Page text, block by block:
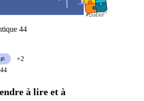
44
à lire et à
+2